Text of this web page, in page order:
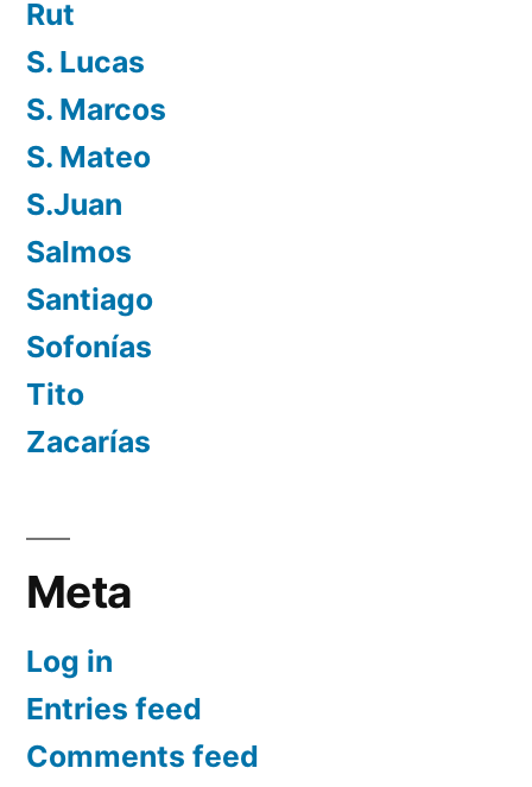
Rut
S. Lucas
S. Marcos
S. Mateo
S.Juan
Salmos
Santiago
Sofonías
Tito
Zacarías
Meta
Log in
Entries feed
Comments feed